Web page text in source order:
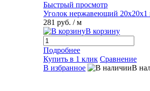
Быстрый просмотр
Уголок нержавеющий
281 руб. / м
В корзину
Подробнее
Купить в 1 клик Сравнение
В избранное
В